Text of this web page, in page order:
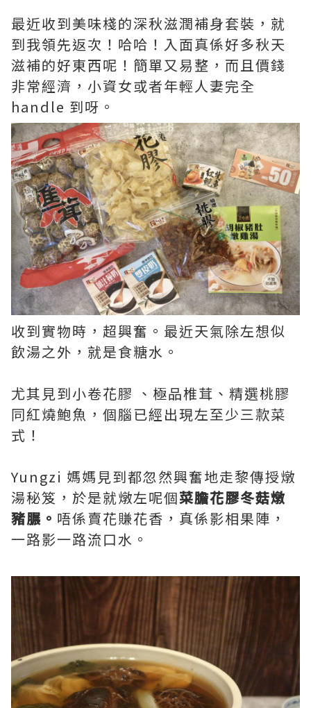
最近收到美味棧的深秋滋潤補身套裝，就
到我領先返次！哈哈！入面真係好多秋天
滋補的好東西呢！簡單又易整，而且價錢
非常經濟，小資女或者年輕人妻完全
handle 到呀。
收到實物時，超興奮。最近天氣除左想似
飲湯之外，就是食糖水。
尤其見到小卷花膠 、極品椎茸、精選桃膠
同紅燒鮑魚，個腦已經出現左至少三款菜
式！
Yungzi 媽媽見到都忽然興奮地走黎傳授燉
湯秘笈，於是就燉左呢個菜膽花膠冬菇燉
豬𦟌。 唔係賣花賺花香，真係影相果陣，
一路影一路流口水。